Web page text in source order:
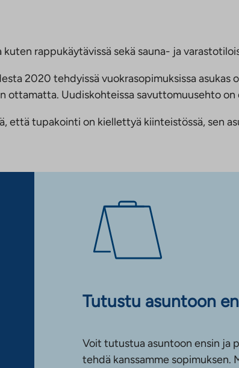
rappukäytävissä sekä sauna- ja
2020 tehdyissä vuokrasopimuksissa
Uudiskohteissa savuttomuusehto
tupakointi on kiellettyä kiinteistössä, sen
Tutustu asuntoon
Voit tutustua asuntoon ensin ja
tehdä kanssamme sopimuksen.